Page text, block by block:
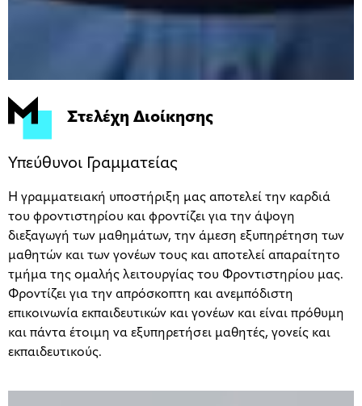
Στελέχη Διοίκησης
Υπεύθυνοι Γραμματείας
Η γραμματειακή υποστήριξη μας αποτελεί την καρδιά
του φροντιστηρίου και φροντίζει για την άψογη
διεξαγωγή των μαθημάτων, την άμεση εξυπηρέτηση των
μαθητών και των γονέων τους και αποτελεί απαραίτητο
τμήμα της ομαλής λειτουργίας του Φροντιστηρίου μας.
Φροντίζει για την απρόσκοπτη και ανεμπόδιστη
επικοινωνία εκπαιδευτικών και γονέων και είναι πρόθυμη
και πάντα έτοιμη να εξυπηρετήσει μαθητές, γονείς και
εκπαιδευτικούς.